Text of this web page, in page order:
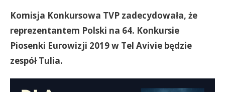
Komisja Konkursowa TVP zadecydowała, że
reprezentantem Polski na 64. Konkursie
Piosenki Eurowizji 2019 w Tel Avivie będzie
zespół Tulia.